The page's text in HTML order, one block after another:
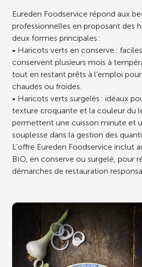
Eureden Foodservice répond aux
professionnelles en proposant des
deux formes principales :
• Haricots verts en conserve :
conservent plusieurs mois à
tout en restant prêts à l’emploi
chaudes ou froides.
• Haricots verts surgelés : idéaux
texture croquante et la couleur du
permettent une cuisson minute et
souplesse dans la gestion des
L’offre Eureden Foodservice inclut
BIO, en conserve ou surgelé, pour
démarches de restauration